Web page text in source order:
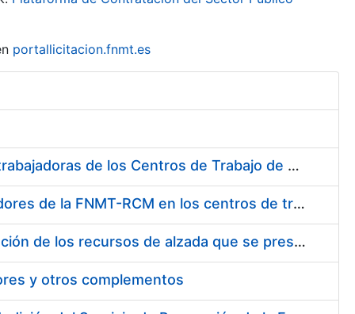
portallicitacion.fnmt.es
Suministro de Protectores Auditivos a medida para las personas trabajadoras de los Centros de Trabajo de Madrid y Burgos
Suministro de gafas graduadas antiproyecciones para los trabajadores de la FNMT-RCM en los centros de trabajo de Madrid y Burgos
Servicios de una empresa externa para el asesoramiento y resolución de los recursos de alzada que se presentan relacionados con procesos de selección para la FNMT-RCM
y otros complementos